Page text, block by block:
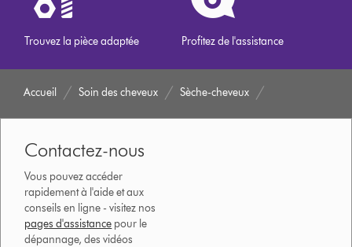
Trouvez la pièce adaptée Profitez de l'assistance
Accueil Soin des cheveux Sèche-cheveux
Contactez-nous
Vous pouvez accéder
rapidement à l'aide et aux
conseils en ligne - visitez nos
pages d'assistance pour le
dépannage, des vidéos